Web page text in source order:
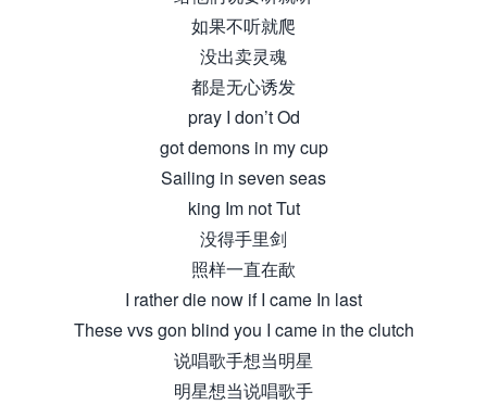
如果不听就爬
没出卖灵魂
都是无心诱发
pray I don’t Od
got demons in my cup
Sailing in seven seas
king Im not Tut
没得手里剑
照样一直在歃
I rather die now if I came In last
These vvs gon blind you I came in the clutch
说唱歌手想当明星
明星想当说唱歌手